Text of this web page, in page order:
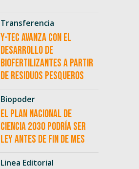
Transferencia
Y-TEC avanza con el
desarrollo de
biofertilizantes a partir
de residuos pesqueros
Biopoder
El Plan Nacional de
Ciencia 2030 podría ser
ley antes de fin de mes
Linea Editorial